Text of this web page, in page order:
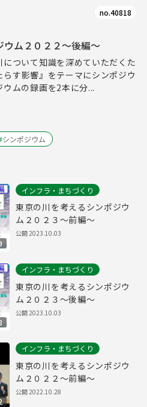
no.40818
ム２０２２～後編～
ついて知識を深めていただくた
す影響』をテーマにシンポジウ
ムの録画を2本に分...
シンポジウム
インフラ・まちづくり
東京の川を考えるシンポジウ
ム２０２３～前編～
公開2023.10.03
インフラ・まちづくり
東京の川を考えるシンポジウ
ム２０２３～後編～
公開2023.10.03
インフラ・まちづくり
東京の川を考えるシンポジウ
ム２０２２～前編～
公開2022.10.28